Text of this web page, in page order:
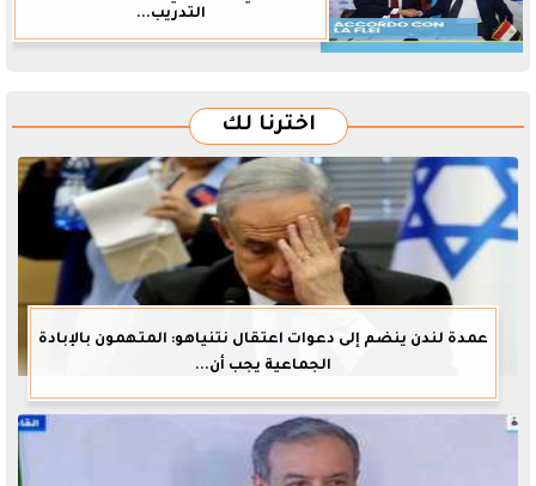
التدريب...
اخترنا لك
عمدة لندن ينضم إلى دعوات اعتقال نتنياهو: المتهمون بالإبادة
الجماعية يجب أن...